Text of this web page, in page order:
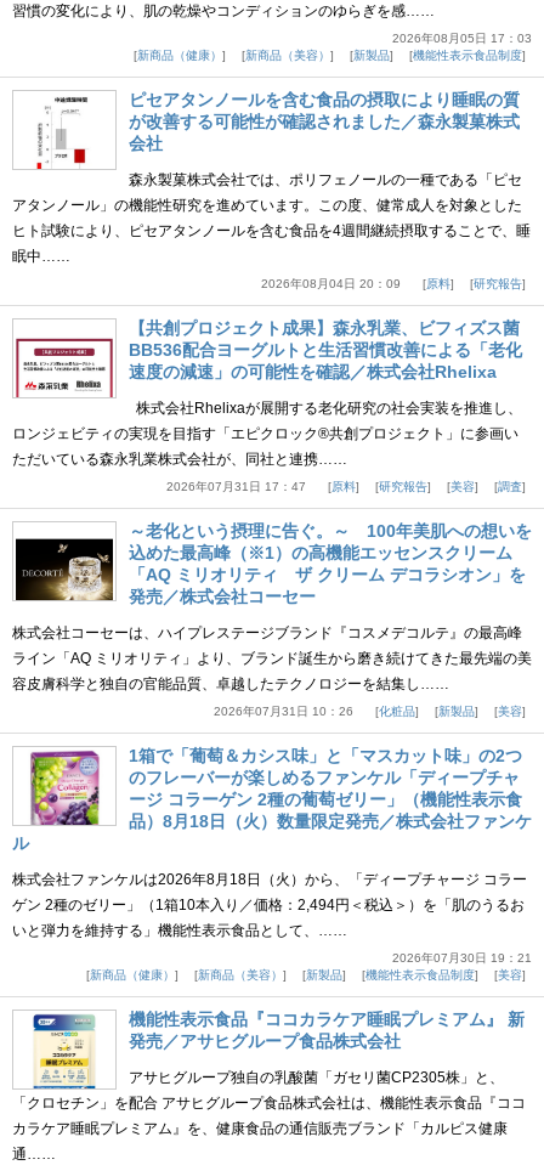
習慣の変化により、肌の乾燥やコンディションのゆらぎを感……
2026年08月05日 17：03
新商品（健康）
新商品（美容） 新製品 機能性表示食品制度
ピセアタンノールを含む食品の摂取により睡眠の質
が改善する可能性が確認されました／森永製菓株式
会社
森永製菓株式会社では、ポリフェノールの一種である「ピセ
アタンノール」の機能性研究を進めています。この度、健常成人を対象とした
ヒト試験により、ピセアタンノールを含む食品を4週間継続摂取することで、睡
眠中……
2026年08月04日 20：09 原料 研究報告
【共創プロジェクト成果】森永乳業、ビフィズス菌
BB536配合ヨーグルトと生活習慣改善による「老化
速度の減速」の可能性を確認／株式会社Rhelixa
株式会社Rhelixaが展開する老化研究の社会実装を推進し、
ロンジェビティの実現を目指す「エピクロック®共創プロジェクト」に参画い
ただいている森永乳業株式会社が、同社と連携……
2026年07月31日 17：47 原料 研究報告 美容 調査
～老化という摂理に告ぐ。～ 100年美肌への想いを
込めた最高峰（※1）の高機能エッセンスクリーム
「AQ ミリオリティ ザ クリーム デコラシオン」を
発売／株式会社コーセー
株式会社コーセーは、ハイプレステージブランド『コスメデコルテ』の最高峰
ライン「AQ ミリオリティ」より、ブランド誕生から磨き続けてきた最先端の美
容皮膚科学と独自の官能品質、卓越したテクノロジーを結集し……
2026年07月31日 10：26 化粧品 新製品 美容
1箱で「葡萄＆カシス味」と「マスカット味」の2つ
のフレーバーが楽しめるファンケル「ディープチャ
ージ コラーゲン 2種の葡萄ゼリー」（機能性表示食
品）8月18日（火）数量限定発売／株式会社ファンケ
ル
株式会社ファンケルは2026年8月18日（火）から、「ディープチャージ コラー
ゲン 2種のゼリー」（1箱10本入り／価格：2,494円＜税込＞）を「肌のうるお
いと弾力を維持する」機能性表示食品として、……
2026年07月30日 19：21
新商品（健康）
新商品（美容） 新製品 機能性表示食品制度 美容
機能性表示食品『ココカラケア睡眠プレミアム』 新
発売／アサヒグループ食品株式会社
アサヒグループ独自の乳酸菌「ガセリ菌CP2305株」と、
「クロセチン」を配合 アサヒグループ食品株式会社は、機能性表示食品『ココ
カラケア睡眠プレミアム』を、健康食品の通信販売ブランド「カルピス健康
通……